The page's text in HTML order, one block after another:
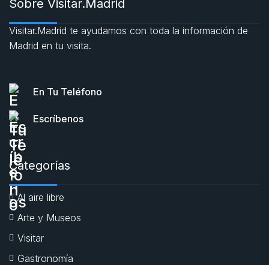
Sobre Visitar.Madrid
Visitar.Madrid te ayudamos con toda la información de
Madrid en tu visita.
En Tu Teléfono
Escríbenos
Categorías
Al aire libre
Arte y Museos
Visitar
Gastronomía